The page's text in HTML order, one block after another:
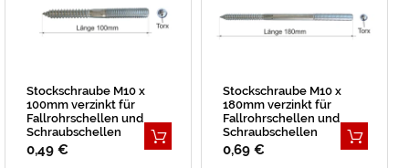
Stockschraube M10 x
100mm verzinkt für
Fallrohrschellen und
Schraubschellen
0,49 €
Stockschraube M10 x
180mm verzinkt für
Fallrohrschellen und
Schraubschellen
0,69 €